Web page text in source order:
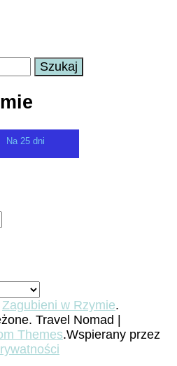
Na 25 dni
Zagubieni w Rzymie.
Travel Nomad |
Themes.Wspierany przez